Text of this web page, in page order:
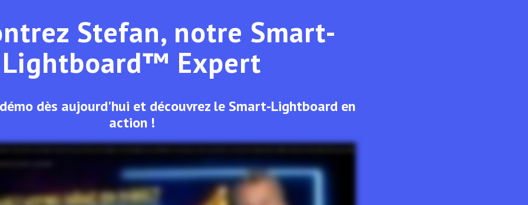
Stefan, notre Smart-
Lightboard™ Expert
dès aujourd'hui et découvrez le Smart-Lightboard en
action !